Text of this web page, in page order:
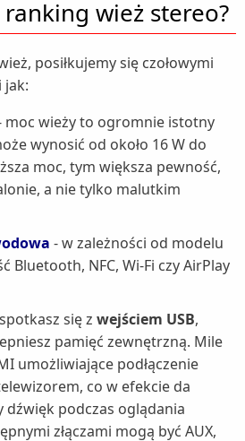
ranking wież stereo?
posiłkujemy się czołowymi
jak:
moc wieży to ogromnie istotny
wynosić od około 16 W do
moc, tym większa pewność,
a nie tylko malutkim
- w zależności od modelu
Bluetooth, NFC, Wi-Fi czy AirPlay
się z wejściem USB,
pamięć zewnętrzną. Mile
umożliwiające podłączenie
co w efekcie da
dźwięk podczas oglądania
złączami mogą być AUX,